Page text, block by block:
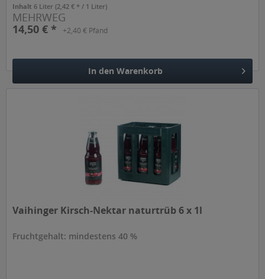
Inhalt6 Liter(2,42 € * / 1 Liter)
MEHRWEG
14,50 € *
+2,40 € Pfand
In den Warenkorb
Vaihinger Kirsch-Nektar naturtrüb 6 x 1l
Fruchtgehalt: mindestens 40 %